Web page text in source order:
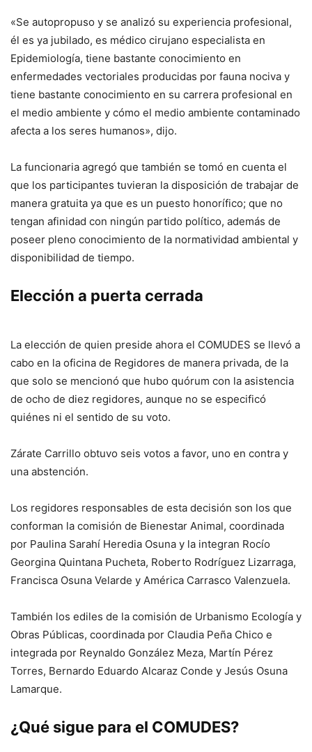
«Se autopropuso y se analizó su experiencia profesional,
él es ya jubilado, es médico cirujano especialista en
Epidemiología, tiene bastante conocimiento en
enfermedades vectoriales producidas por fauna nociva y
tiene bastante conocimiento en su carrera profesional en
el medio ambiente y cómo el medio ambiente contaminado
afecta a los seres humanos», dijo.
La funcionaria agregó que también se tomó en cuenta el
que los participantes tuvieran la disposición de trabajar de
manera gratuita ya que es un puesto honorífico; que no
tengan afinidad con ningún partido político, además de
poseer pleno conocimiento de la normatividad ambiental y
disponibilidad de tiempo.
Elección a puerta cerrada
La elección de quien preside ahora el COMUDES se llevó a
cabo en la oficina de Regidores de manera privada, de la
que solo se mencionó que hubo quórum con la asistencia
de ocho de diez regidores, aunque no se especificó
quiénes ni el sentido de su voto.
Zárate Carrillo obtuvo seis votos a favor, uno en contra y
una abstención.
Los regidores responsables de esta decisión son los que
conforman la comisión de Bienestar Animal, coordinada
por Paulina Sarahí Heredia Osuna y la integran Rocío
Georgina Quintana Pucheta, Roberto Rodríguez Lizarraga,
Francisca Osuna Velarde y América Carrasco Valenzuela.
También los ediles de la comisión de Urbanismo Ecología y
Obras Públicas, coordinada por Claudia Peña Chico e
integrada por Reynaldo González Meza, Martín Pérez
Torres, Bernardo Eduardo Alcaraz Conde y Jesús Osuna
Lamarque.
¿Qué sigue para el COMUDES?